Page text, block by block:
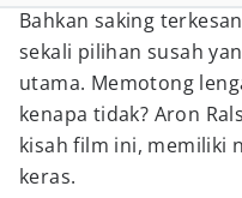
Bahkan saking
sekali pilihan susah
utama. Memotong
kenapa tidak? Aron
kisah film ini, memiliki
keras.